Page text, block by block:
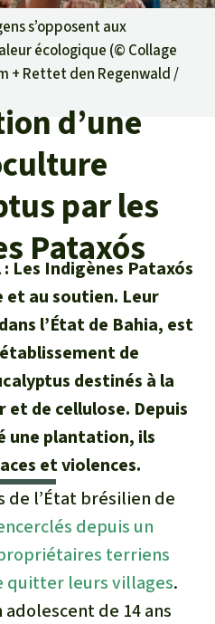
s
d'information
biodiversité
de palme
aires protégées
forêt tropicale
bois tropical
biocarburants
industriel
forêt
nous ?
fréquentes
annuels
légales
don
thème
des animaux
des forêts tropicales
activistes
région
Est
latine
s’opposent aux
écologique (© Collage
+ Rettet den Regenwald /
d’une
par les
Pataxós
: Les Indigènes Pataxós
et au soutien. Leur
l’État de Bahia, est
de
destinés à la
de cellulose. Depuis
une plantation, ils
et violences.
de l’État brésilien de
depuis un
terriens
quitter leurs villages.
de 14 ans